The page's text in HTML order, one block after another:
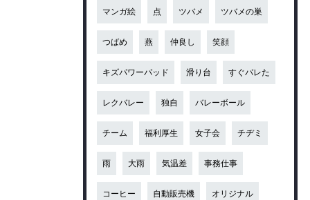
マンガ絵 点 ツバメ ツバメの巣
つばめ 燕 仲良し 笑顔
キズパワーパッド 滑り台 すぐバレた
レクバレー 独自 バレーボール
チーム 福利厚生 女子会 チヂミ
雨 大雨 気温差 事務仕事
コーヒー 自動販売機 オリジナル